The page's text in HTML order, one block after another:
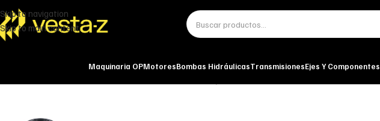
Skip to navigation
Skip to main content
Maquinaria OPMotoresBombas HidráulicasTransmisionesEjes Y Componentes